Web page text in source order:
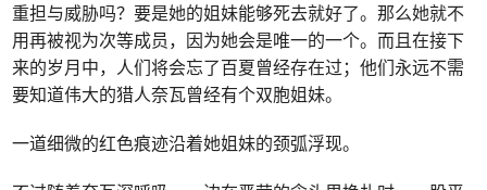
重担与威胁吗？要是她的姐妹能够死去就好了。那么她就不
用再被视为次等成员，因为她会是唯一的一个。而且在接下
来的岁月中，人们将会忘了百夏曾经存在过；他们永远不需
要知道伟大的猎人奈瓦曾经有个双胞姐妹。
一道细微的红色痕迹沿着她姐妹的颈弧浮现。